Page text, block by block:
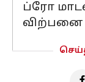
ப்ரோ
விற்பனை